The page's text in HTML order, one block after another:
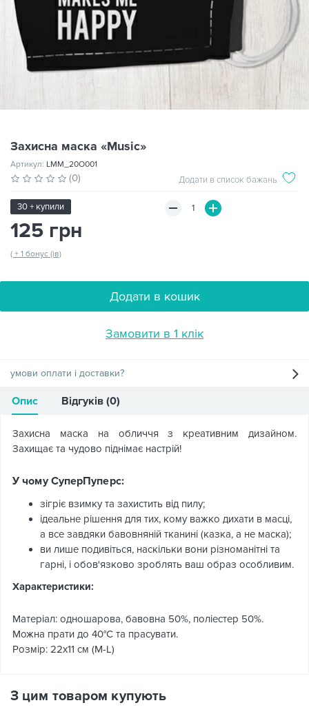
Захисна маска «Music»
Артикул: LMM_20O001
(0) Додати в список бажань
30 + купили
125 грн
( + 1 бонус (ів)
Додати в кошик
Замовити в 1 клік
умови оплати і доставки?
Опис Відгуків (0)
Захисна маска на обличчя з креативним дизайном.
Захищає та чудово піднімає настрій!
У чому СуперПуперс:
зігріє взимку та захистить від пилу;
ідеальне рішення для тих, кому важко дихати в масці,
а все завдяки бавовняній тканині (казка, а не маска);
ви лише подивіться, наскільки вони різноманітні та
гарні, і обов'язково зроблять ваш образ особливим.
Характеристики:
Матеріал: одношарова, бавовна 50%, поліестер 50%.
Можна прати до 40°C та прасувати.
Розмір: 22х11 см (M-L)
З цим товаром купують